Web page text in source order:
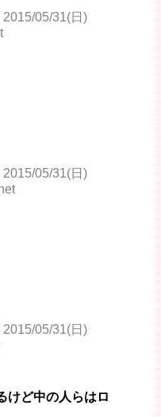
2015/05/31(日)
2015/05/31(日)
2015/05/31(日)
けど中の人らはロ